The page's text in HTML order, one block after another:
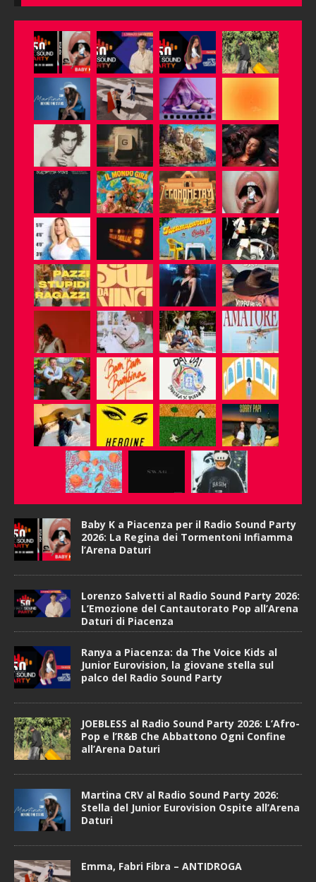
Baby K a Piacenza per il Radio Sound Party
2026: La Regina dei Tormentoni Infiamma
l’Arena Daturi
Lorenzo Salvetti al Radio Sound Party 2026:
L’Emozione del Cantautorato Pop all’Arena
Daturi di Piacenza
Ranya a Piacenza: da The Voice Kids al
Junior Eurovision, la giovane stella sul
palco del Radio Sound Party
JOEBLESS al Radio Sound Party 2026: L’Afro-
Pop e l’R&B Che Abbattono Ogni Confine
all’Arena Daturi
Martina CRV al Radio Sound Party 2026:
Stella del Junior Eurovision Ospite all’Arena
Daturi
Emma, Fabri Fibra – ANTIDROGA